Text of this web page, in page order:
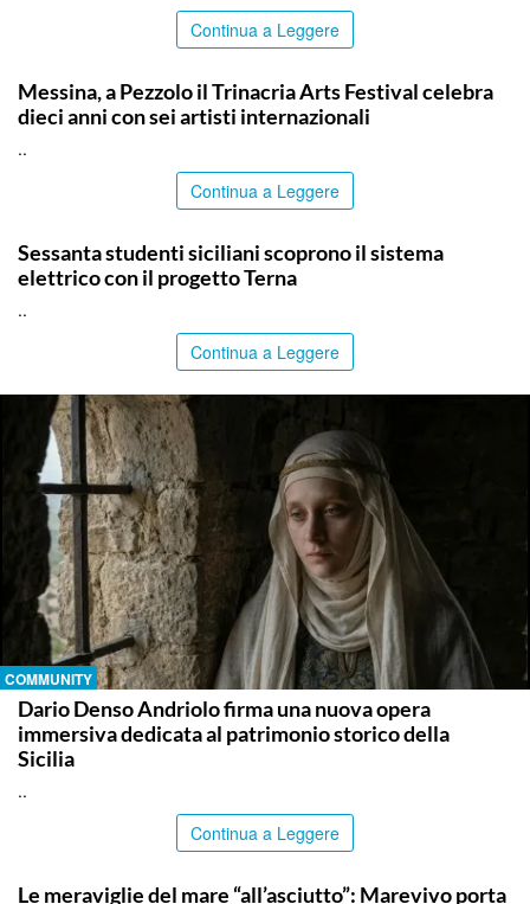
Continua a Leggere
Messina, a Pezzolo il Trinacria Arts Festival celebra
dieci anni con sei artisti internazionali
..
Continua a Leggere
Sessanta studenti siciliani scoprono il sistema
elettrico con il progetto Terna
..
Continua a Leggere
COMMUNITY
Dario Denso Andriolo firma una nuova opera
immersiva dedicata al patrimonio storico della
Sicilia
..
Continua a Leggere
Le meraviglie del mare “all’asciutto”: Marevivo porta